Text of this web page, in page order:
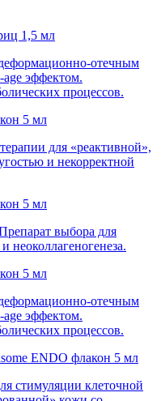
1,5 мл
отечным
эффектом.
процессов.
5 мл
для «реактивной»,
и некорректной
5 мл
выбора для
неоколлагеногенеза.
5 мл
отечным
эффектом.
процессов.
ENDO флакон 5 мл
стимуляции клеточной